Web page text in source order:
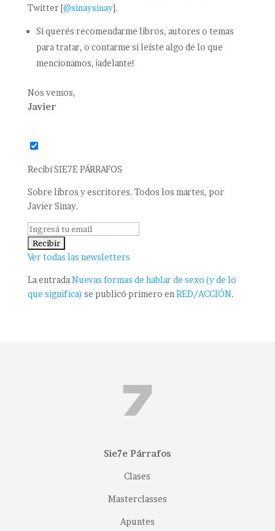
Twitter [@sinaysinay].
Si querés recomendarme libros, autores o temas
para tratar, o contarme si leíste algo de lo que
mencionamos, ¡adelante!
Nos vemos,
Javier
Recibí SIE7E PÁRRAFOS
Sobre libros y escritores. Todos los martes, por
Javier Sinay.
Ver todas las newsletters
La entrada Nuevas formas de hablar de sexo (y de lo
que significa) se publicó primero en RED/ACCIÓN.
Sie7e Párrafos
Clases
Masterclasses
Apuntes